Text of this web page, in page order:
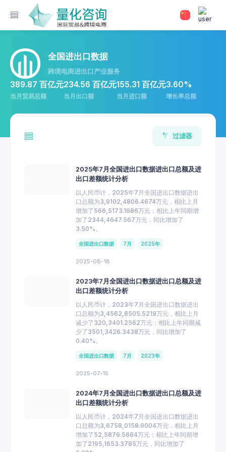
全国进出口数据
跨境电商进出口产业服务
389.87 百亿元
当月贸易总额
234.56 百亿元
当月出口额
155.31 百亿元
当月进口额
3.60%
增长率总额
过滤器
2025年7月全国进出口数据进出口总额及进
出口差额统计分析
以人民币计，2025年7月全国进出口数据进出
口总额为3,9102,4806.4674万元，相比上月
增加了566,5173.1686万元；相比上年同期增
加了2344,4647.567万元，同比增加了
3.50%。
全国进出口数据 7月 2025年
2025-08-18
2023年7月全国进出口数据进出口总额及进
出口差额统计分析
以人民币计，2023年7月全国进出口数据进出
口总额为3,4562,8505.5219万元，相比上月
减少了320,3401.2562万元；相比上年同期减
少了3501,3426.3438万元，同比增加了
0.40%。
全国进出口数据 7月 2023年
2025-07-15
2024年7月全国进出口数据进出口总额及进
出口差额统计分析
以人民币计，2024年7月全国进出口数据进出
口总额为3,6758,0158.9004万元，相比上月
增加了52,5876.5664万元；相比上年同期增
加了2195,1653.3785万元，同比增加了